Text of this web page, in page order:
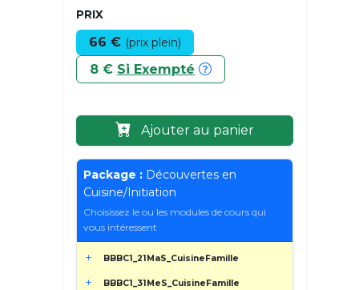
PRIX
66 € (prix plein)
8 € Si Exempté
Ajouter au panier
Package : Découvertes en
Cuisine/Initiation
Choisissez le ou les modules de cours qui
vous intéressent
BBBC1_21MaS_CuisineFamille
BBBC1_31MeS_CuisineFamille